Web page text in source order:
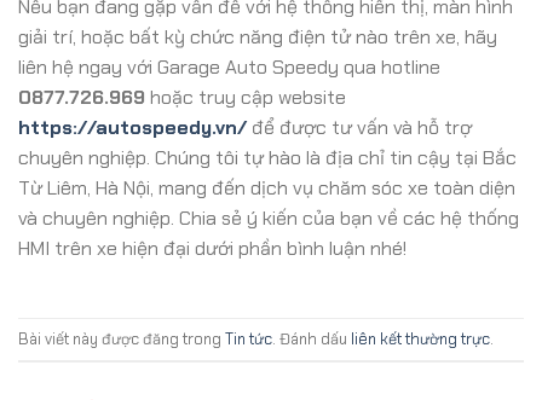
Nếu bạn đang gặp vấn đề với hệ thống hiển thị, màn hình
giải trí, hoặc bất kỳ chức năng điện tử nào trên xe, hãy
liên hệ ngay với Garage Auto Speedy qua hotline
0877.726.969 hoặc truy cập website
https://autospeedy.vn/để được tư vấn và hỗ trợ
chuyên nghiệp. Chúng tôi tự hào là địa chỉ tin cậy tại Bắc
Từ Liêm, Hà Nội, mang đến dịch vụ chăm sóc xe toàn diện
và chuyên nghiệp. Chia sẻ ý kiến của bạn về các hệ thống
HMI trên xe hiện đại dưới phần bình luận nhé!
Bài viết này được đăng trong Tin tức. Đánh dấu liên kết thường trực.